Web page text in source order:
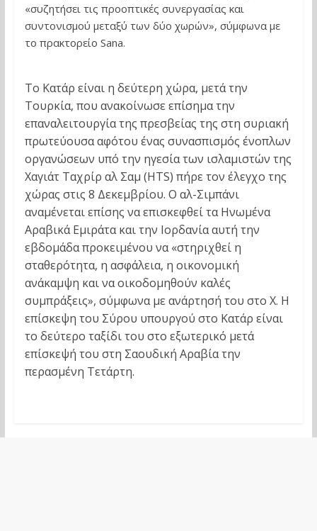
«συζητήσει τις προοπτικές συνεργασίας και
συντονισμού μεταξύ των δύο χωρών», σύμφωνα με
το πρακτορείο Sana.
Το Κατάρ είναι η δεύτερη χώρα, μετά την
Τουρκία, που ανακοίνωσε επίσημα την
επαναλειτουργία της πρεσβείας της στη συριακή
πρωτεύουσα αφότου ένας συνασπισμός ένοπλων
οργανώσεων υπό την ηγεσία των ισλαμιστών της
Χαγιάτ Ταχρίρ αλ Σαμ (HTS) πήρε τον έλεγχο της
χώρας στις 8 Δεκεμβρίου. Ο αλ-Σιμπάνι
αναμένεται επίσης να επισκεφθεί τα Ηνωμένα
Αραβικά Εμιράτα και την Ιορδανία αυτή την
εβδομάδα προκειμένου να «στηριχθεί η
σταθερότητα, η ασφάλεια, η οικονομική
ανάκαμψη και να οικοδομηθούν καλές
συμπράξεις», σύμφωνα με ανάρτησή του στο Χ. Η
επίσκεψη του Σύρου υπουργού στο Κατάρ είναι
το δεύτερο ταξίδι του στο εξωτερικό μετά
επίσκεψή του στη Σαουδική Αραβία την
περασμένη Τετάρτη.